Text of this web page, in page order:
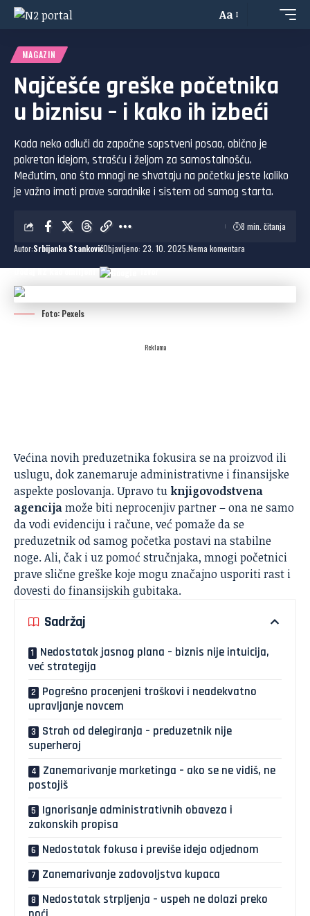
Aa
MAGAZIN
Najčešće greške početnika
u biznisu – i kako ih izbeći
Kada neko odluči da započne sopstveni posao, obično je
pokretan idejom, strašću i željom za samostalnošću.
Međutim, ono što mnogi ne shvataju na početku jeste koliko
je važno imati prave saradnike i sistem od samog starta.
Autor:Srbijanka StankovićObjavljeno: 23. 10. 2025. Nema komentara
8 min. čitanja
Dodaj N2 kao omiljeni izvor
Foto: Pexels
Reklama
Većina novih preduzetnika fokusira se na proizvod ili
uslugu, dok zanemaruje administrativne i finansijske
aspekte poslovanja. Upravo tu knjigovodstvena
agencijamože biti neprocenjiv partner – ona ne samo
da vodi evidenciju i račune, već pomaže da se
preduzetnik od samog početka postavi na stabilne
noge. Ali, čak i uz pomoć stručnjaka, mnogi početnici
prave slične greške koje mogu značajno usporiti rast i
dovesti do finansijskih gubitaka.
Sadržaj
Nedostatak jasnog plana – biznis nije intuicija,
već strategija
Pogrešno procenjeni troškovi i neadekvatno
upravljanje novcem
Strah od delegiranja – preduzetnik nije
superheroj
Zanemarivanje marketinga – ako se ne vidiš, ne
postojiš
Ignorisanje administrativnih obaveza i
zakonskih propisa
Nedostatak fokusa i previše ideja odjednom
Zanemarivanje zadovoljstva kupaca
Nedostatak strpljenja – uspeh ne dolazi preko